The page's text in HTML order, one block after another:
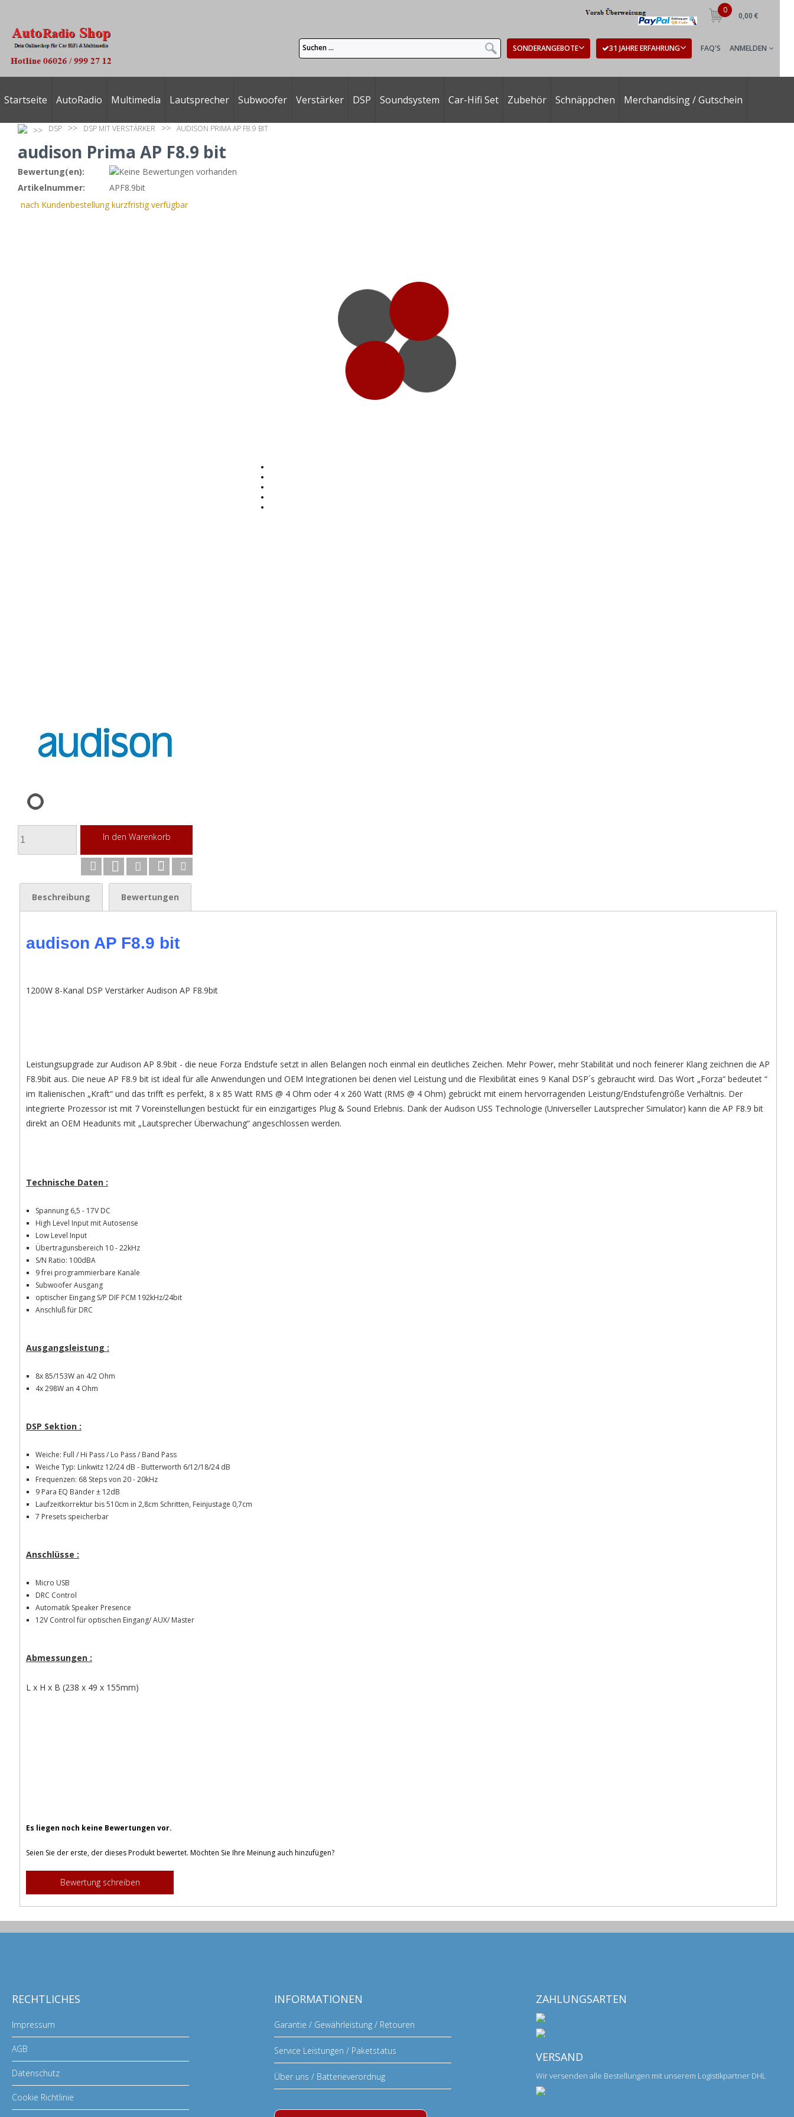
Startseite AutoRadio Multimedia Lautsprecher Subwoofer Verstärker DSP Soundsystem Car-Hifi Set Zubehör Schnäppchen Merchandising / Gutschein
0
0,00 €
SONDERANGEBOTE 31 JAHRE ERFAHRUNG FAQ'S ANMELDEN
DSP DSP MIT VERSTÄRKER AUDISON PRIMA AP F8.9 BIT
audison Prima AP F8.9 bit
Bewertung(en):
Artikelnummer:
APF8.9bit
nach Kundenbestellung kurzfristig verfügbar
In den Warenkorb
Beschreibung Bewertungen
audison AP F8.9 bit
1200W 8-Kanal DSP Verstärker Audison AP F8.9bit
Leistungsupgrade zur Audison AP 8.9bit - die neue Forza Endstufe setzt in allen Belangen noch einmal ein deutliches Zeichen. Mehr Power, mehr Stabilität und noch feinerer Klang zeichnen die AP
F8.9bit aus. Die neue AP F8.9 bit ist ideal für alle Anwendungen und OEM Integrationen bei denen viel Leistung und die Flexibilität eines 9 Kanal DSP´s gebraucht wird. Das Wort „Forza“ bedeutet “
im Italienischen „Kraft“ und das trifft es perfekt, 8 x 85 Watt RMS @ 4 Ohm oder 4 x 260 Watt (RMS @ 4 Ohm) gebrückt mit einem hervorragenden Leistung/Endstufengröße Verhältnis. Der
integrierte Prozessor ist mit 7 Voreinstellungen bestückt für ein einzigartiges Plug & Sound Erlebnis. Dank der Audison USS Technologie (Universeller Lautsprecher Simulator) kann die AP F8.9 bit
direkt an OEM Headunits mit „Lautsprecher Überwachung“ angeschlossen werden.
Technische Daten :
Spannung 6,5 - 17V DC
High Level Input mit Autosense
Low Level Input
Übertragunsbereich 10 - 22kHz
S/N Ratio: 100dBA
9 frei programmierbare Kanäle
Subwoofer Ausgang
optischer Eingang S/P DIF PCM 192kHz/24bit
Anschluß für DRC
Ausgangsleistung :
8x 85/153W an 4/2 Ohm
4x 298W an 4 Ohm
DSP Sektion :
Weiche: Full / Hi Pass / Lo Pass / Band Pass
Weiche Typ: Linkwitz 12/24 dB - Butterworth 6/12/18/24 dB
Frequenzen: 68 Steps von 20 - 20kHz
9 Para EQ Bänder ± 12dB
Laufzeitkorrektur bis 510cm in 2,8cm Schritten, Feinjustage 0,7cm
7 Presets speicherbar
Anschlüsse :
Micro USB
DRC Control
Automatik Speaker Presence
12V Control für optischen Eingang/ AUX/ Master
Abmessungen :
L x H x B (238 x 49 x 155mm)
Es liegen noch keine Bewertungen vor.
Seien Sie der erste, der dieses Produkt bewertet. Möchten Sie Ihre Meinung auch hinzufügen?
Bewertung schreiben
RECHTLICHES
Impressum
AGB
Datenschutz
Cookie Richtlinie
INFORMATIONEN
Garantie / Gewährleistung / Retouren
Service Leistungen / Paketstatus
Über uns / Batterieverordnug
ZAHLUNGSARTEN
VERSAND
Wir versenden alle Bestellungen mit unserem Logistikpartner DHL